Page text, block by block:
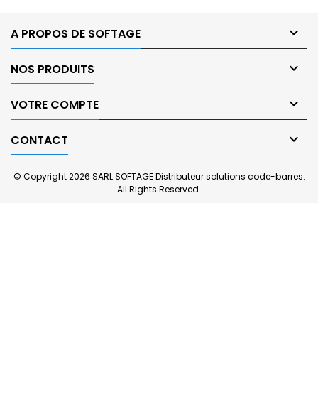
A PROPOS DE SOFTAGE 
NOS PRODUITS 
VOTRE COMPTE 
CONTACT 
© Copyright 2026 SARL SOFTAGE Distributeur solutions code-barres.
All Rights Reserved.